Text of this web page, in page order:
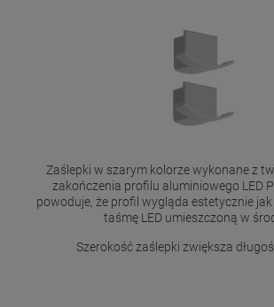
Zaślepki w szarym kolorze wykonane z
zakończenia profilu aluminiowego LED
powoduje, że profil wygląda estetycznie
taśmę LED umieszczoną w
Szerokość zaślepki zwiększa